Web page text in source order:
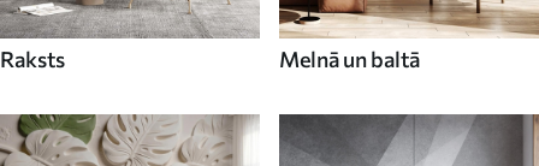
Raksts Melnā un baltā